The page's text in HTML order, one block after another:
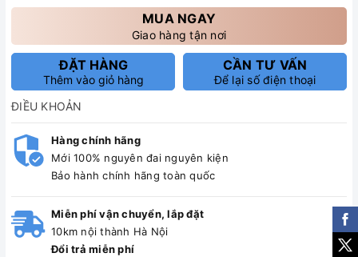
MUA NGAY
Giao hàng tận nơi
ĐẶT HÀNG
Thêm vào giỏ hàng
CẦN TƯ VẤN
Để lại số điện thoại
ĐIỀU KHOẢN
Hàng chính hãng
Mới 100% nguyên đai nguyên kiện
Bảo hành chính hãng toàn quốc
Miễn phí vận chuyển, lắp đặt
10km nội thành Hà Nội
Đổi trả miễn phí